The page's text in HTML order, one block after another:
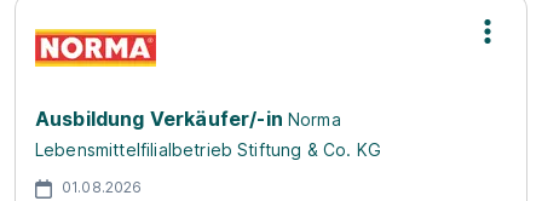
Ausbildung Verkäufer/-in Norma
Lebensmittelfilialbetrieb Stiftung & Co. KG
01.08.2026